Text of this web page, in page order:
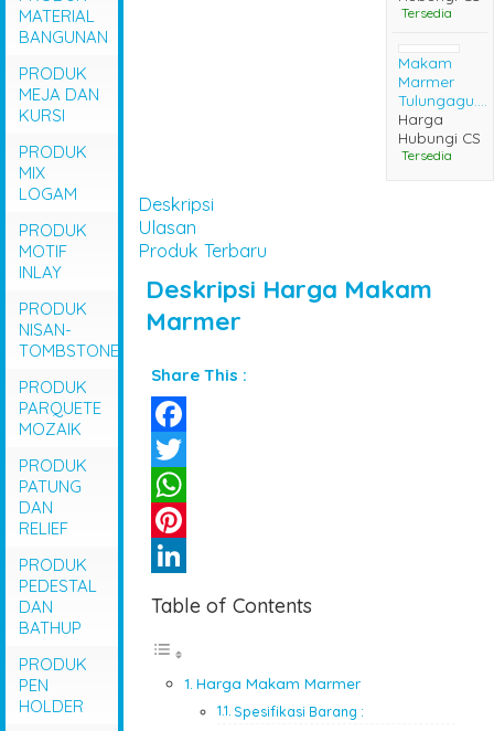
Tersedia
Makam
Marmer
Tulungagu....
Harga
Hubungi CS
Tersedia
Deskripsi
Ulasan
Produk Terbaru
Deskripsi Harga Makam
Marmer
Share This :
Facebook
Twitter
WhatsApp
Pinterest
Table of Contents
Harga Makam Marmer
Spesifikasi Barang :
MATERIAL
BANGUNAN
PRODUK
MEJA DAN
KURSI
PRODUK
MIX
LOGAM
PRODUK
MOTIF
INLAY
PRODUK
NISAN-
TOMBSTONE
PRODUK
PARQUETE
MOZAIK
PRODUK
PATUNG
DAN
RELIEF
PRODUK
PEDESTAL
DAN
BATHUP
PRODUK
PEN
HOLDER